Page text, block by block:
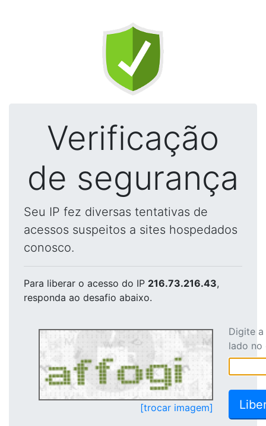
Verificação
de segurança
Seu IP fez diversas tentativas de
acessos suspeitos a sites hospedados
conosco.
Para liberar o acesso do IP 216.73.216.43,
responda ao desafio abaixo.
[trocar imagem]
Digite
lado no